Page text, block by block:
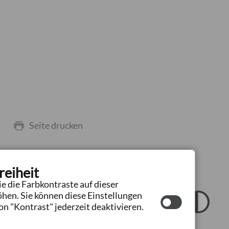
Seite drucken
Sprache
die Farbkontraste auf dieser
Sie können diese Einstellungen
"Kontrast" jederzeit deaktivieren.